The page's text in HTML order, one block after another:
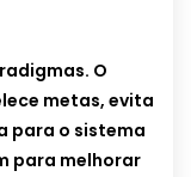
O
metas, evita
para o sistema
para melhorar